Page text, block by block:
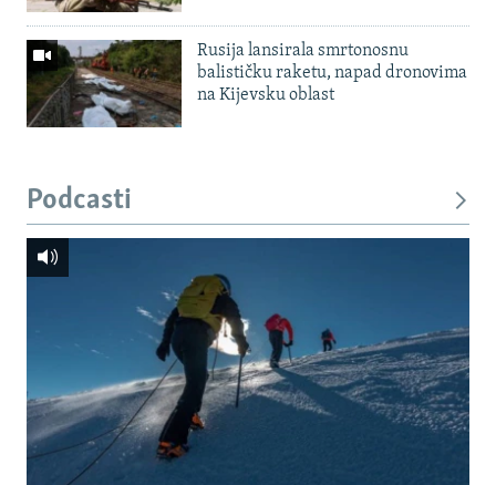
Rusija lansirala smrtonosnu
balističku raketu, napad dronovima
na Kijevsku oblast
Podcasti